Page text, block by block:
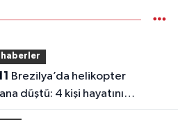
haberler
düştü: 4 kişi hayatını